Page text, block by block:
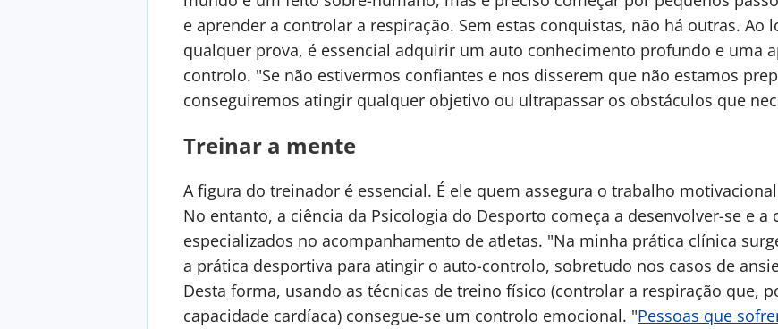
e aprender a controlar a respiração. Sem estas conquistas, não há outras. Ao
qualquer prova, é essencial adquirir um auto conhecimento profundo e uma
controlo. "Se não estivermos confiantes e nos disserem que não estamos
conseguiremos atingir qualquer objetivo ou ultrapassar os obstáculos que
Treinar a mente
A figura do treinador é essencial. É ele quem assegura o trabalho
No entanto, a ciência da Psicologia do Desporto começa a desenvolver-se e
especializados no acompanhamento de atletas. "Na minha prática clínica
a prática desportiva para atingir o auto-controlo, sobretudo nos casos de
Desta forma, usando as técnicas de treino físico (controlar a respiração que,
capacidade cardíaca) consegue-se um controlo emocional. "Pessoas que